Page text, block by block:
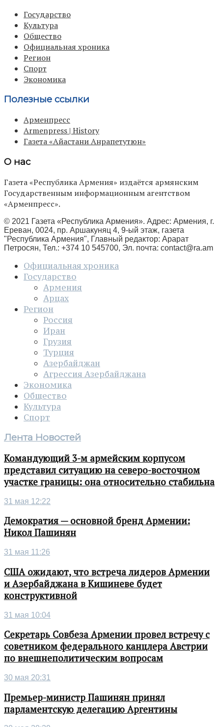
Государство
Культура
Общество
Официальная хроника
Регион
Спорт
Экономика
Полезные ссылки
Арменпресс
Armenpress | History
Газета «Айастани Анрапетутюн»
О нас
Газета «Республика Армения» издаётся армянским
Государственным информационным агентством
«Арменпресс».
© 2021 Газета «Республика Армения». Адрес: Армения, г.
Ереван, 0024, пр. Аршакуняц 4, 9-ый этаж, газета
"Республика Армения", Главный редактор: Арарат
Петросян, Тел.: +374 10 545700, Эл. почта: contact@ra.am
Официальная хроника
Государство
Армения
Арцах
Регион
Россия
Иран
Грузия
Турция
Азербайджан
Агрессия Азербайджана
Экономика
Общество
Культура
Спорт
Лента Новостей
Командующий 3-м армейским корпусом
представил ситуацию на северо-восточном
участке границы: она относительно стабильна
31 мая 12:22
Демократия — основной бренд Армении:
Никол Пашинян
31 мая 11:26
США ожидают, что встреча лидеров Армении
и Азербайджана в Кишиневе будет
конструктивной
31 мая 10:04
Секретарь Совбеза Армении провел встречу с
советником федерального канцлера Австрии
по внешнеполитическим вопросам
30 мая 20:31
Премьер-министр Пашинян принял
парламентскую делегацию Аргентины